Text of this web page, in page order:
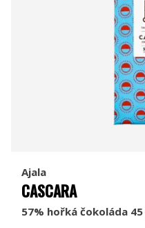
Ajala
CASCARA
57% hořká čokoláda